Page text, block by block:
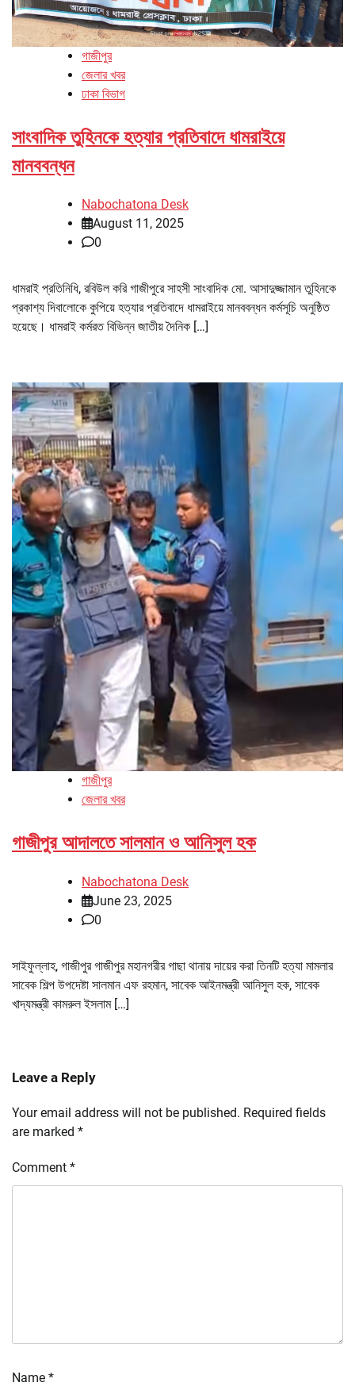
গাজীপুর
জেলার খবর
ঢাকা বিভাগ
সাংবাদিক তুহিনকে হত্যার প্রতিবাদে ধামরাইয়ে
মানববন্ধন
Nabochatona Desk
August 11, 2025
0
ধামরাই প্রতিনিধি, রবিউল করি গাজীপুরে সাহসী সাংবাদিক মো. আসাদুজ্জামান তুহিনকে
প্রকাশ্য দিবালোকে কুপিয়ে হত্যার প্রতিবাদে ধামরাইয়ে মানববন্ধন কর্মসূচি অনুষ্ঠিত
হয়েছে। ধামরাই কর্মরত বিভিন্ন জাতীয় দৈনিক […]
গাজীপুর
জেলার খবর
গাজীপুর আদালতে সালমান ও আনিসুল হক
Nabochatona Desk
June 23, 2025
0
সাইফুল্লাহ, গাজীপুর গাজীপুর মহানগরীর গাছা থানায় দায়ের করা তিনটি হত্যা মামলার
সাবেক শিল্প উপদেষ্টা সালমান এফ রহমান, সাবেক আইনমন্ত্রী আনিসুল হক, সাবেক
খাদ্যমন্ত্রী কামরুল ইসলাম […]
Leave a Reply
Your email address will not be published. Required fields
are marked *
Comment *
Name *